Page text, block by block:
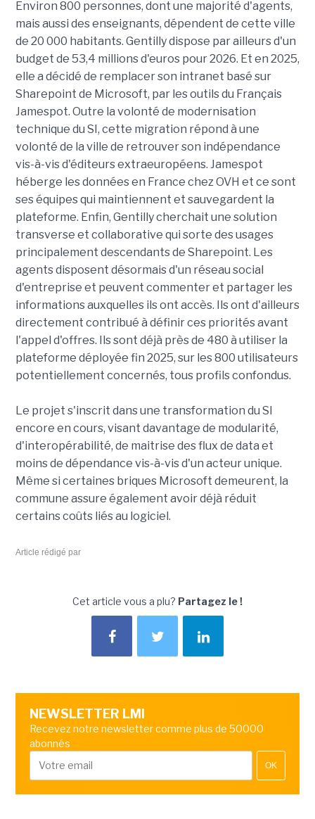
Environ 800 personnes, dont une majorité d'agents,
mais aussi des enseignants, dépendent de cette ville
de 20 000 habitants. Gentilly dispose par ailleurs d'un
budget de 53,4 millions d'euros pour 2026. Et en 2025,
elle a décidé de remplacer son intranet basé sur
Sharepoint de Microsoft, par les outils du Français
Jamespot. Outre la volonté de modernisation
technique du SI, cette migration répond à une
volonté de la ville de retrouver son indépendance
vis-à-vis d'éditeurs extraeuropéens. Jamespot
héberge les données en France chez OVH et ce sont
ses équipes qui maintiennent et sauvegardent la
plateforme. Enfin, Gentilly cherchait une solution
transverse et collaborative qui sorte des usages
principalement descendants de Sharepoint. Les
agents disposent désormais d'un réseau social
d'entreprise et peuvent commenter et partager les
informations auxquelles ils ont accès. Ils ont d'ailleurs
directement contribué à définir ces priorités avant
l'appel d'offres. Ils sont déjà près de 480 à utiliser la
plateforme déployée fin 2025, sur les 800 utilisateurs
potentiellement concernés, tous profils confondus.
Le projet s'inscrit dans une transformation du SI
encore en cours, visant davantage de modularité,
d'interopérabilité, de maitrise des flux de data et
moins de dépendance vis-à-vis d'un acteur unique.
Même si certaines briques Microsoft demeurent, la
commune assure également avoir déjà réduit
certains coûts liés au logiciel.
Article rédigé par
Cet article vous a plu? Partagez le !
NEWSLETTER LMI
Recevez notre newsletter comme plus de 50000
abonnés
OK